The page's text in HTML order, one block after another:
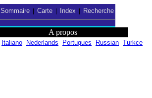
Sommaire| Carte| Index Recherche
A propos
Italiano Nederlands Portugues Russian Turkce